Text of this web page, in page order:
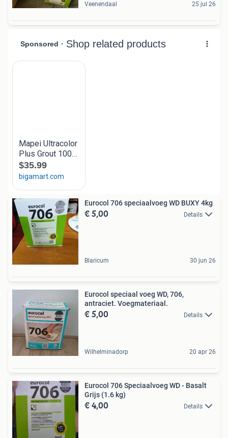
Veenendaal 25 jul 26
Eurocol 706 speciaalvoeg WD BUXY 4kg
€ 5,00 Details
Blaricum 30 jun 26
Eurocol speciaal voeg WD, 706,
antraciet. Voegmateriaal.
€ 5,00 Details
Wilhelminadorp 20 apr 26
Eurocol 706 Speciaalvoeg WD - Basalt
Grijs (1.6 kg)
€ 4,00 Details